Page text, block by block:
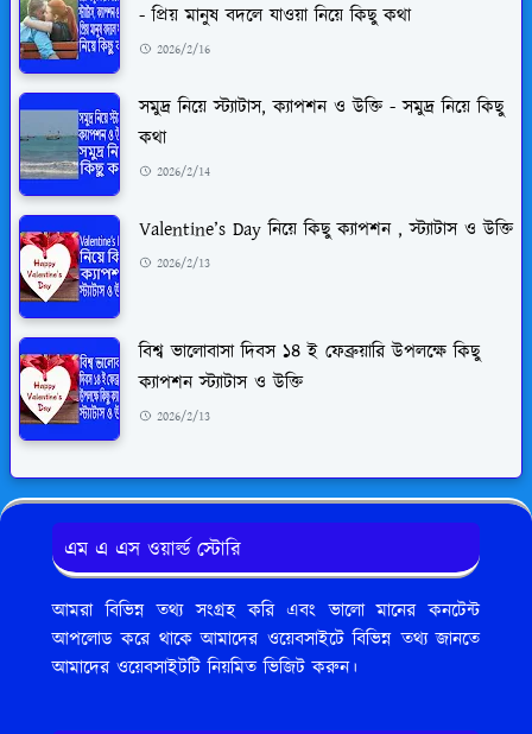
- প্রিয় মানুষ বদলে যাওয়া নিয়ে কিছু কথা
2026/2/16
সমুদ্র নিয়ে স্ট্যাটাস, ক্যাপশন ও উক্তি - সমুদ্র নিয়ে কিছু
কথা
2026/2/14
Valentine’s Day নিয়ে কিছু ক্যাপশন , স্ট্যাটাস ও উক্তি
2026/2/13
বিশ্ব ভালোবাসা দিবস ১৪ ই ফেব্রুয়ারি উপলক্ষে কিছু
ক্যাপশন স্ট্যাটাস ও উক্তি
2026/2/13
এম এ এস ওয়ার্ল্ড স্টোরি
আমরা বিভিন্ন তথ্য সংগ্রহ করি এবং ভালো মানের কনটেন্ট
আপলোড করে থাকে আমাদের ওয়েবসাইটে বিভিন্ন তথ্য জানতে
আমাদের ওয়েবসাইটটি নিয়মিত ভিজিট করুন।